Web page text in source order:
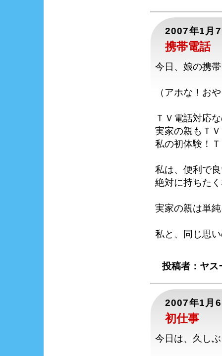
2007年1月
携帯電話
今日、娘の携
（アホな！お
ＴＶ電話対応
実家の親もＴ
私の初体験！
私は、便利で
絶対に持ちた
実家の親は単
私と、同じ思
投稿者：ヤ
2007年1月
初仕事
今日は、久し